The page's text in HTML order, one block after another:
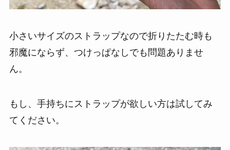
小さいサイズのストラップなので折りたたむ時も
邪魔にならず、つけっぱなしでも問題ありませ
ん。
もし、手持ちにストラップが欲しい方は試してみ
てください。